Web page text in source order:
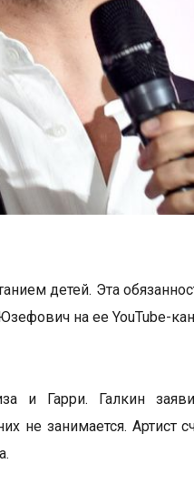
детей. Эта
на ее YouTube-
и Гарри. Галкин
не занимается. Артист